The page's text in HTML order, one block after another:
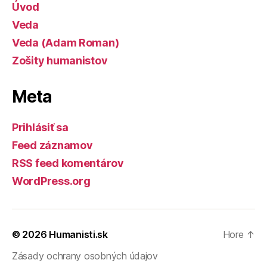
Úvod
Veda
Veda (Adam Roman)
Zošity humanistov
Meta
Prihlásiť sa
Feed záznamov
RSS feed komentárov
WordPress.org
© 2026 Humanisti.sk
Zásady ochrany osobných údajov
Hore ↑